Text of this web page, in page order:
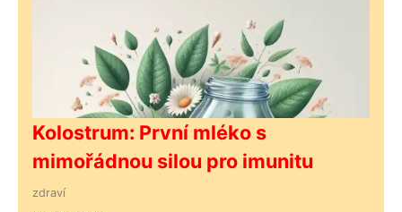
Kolostrum: První mléko s
mimořádnou silou pro imunitu
zdraví